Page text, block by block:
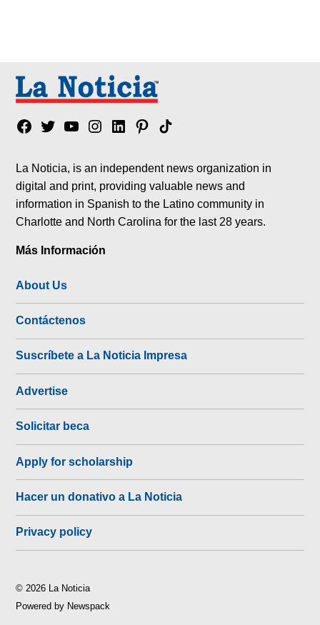
Facebook
TwitterYouTubeInstagram
LinkedinPinterest
Tik
La Noticia, is an independent news organization in
digital and print, providing valuable news and
information in Spanish to the Latino community in
Charlotte and North Carolina for the last 28 years.
Más Información
About Us
Contáctenos
Suscríbete a La Noticia Impresa
Advertise
Solicitar beca
Apply for scholarship
Hacer un donativo a La Noticia
Privacy policy
© 2026 La Noticia
Powered by Newspack